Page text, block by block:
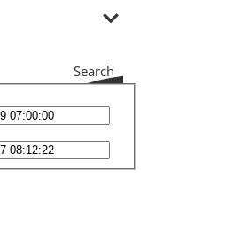
Search